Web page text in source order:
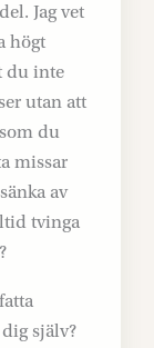
Jag vet
högt
du inte
utan att
du
missar
av
tvinga
själv?